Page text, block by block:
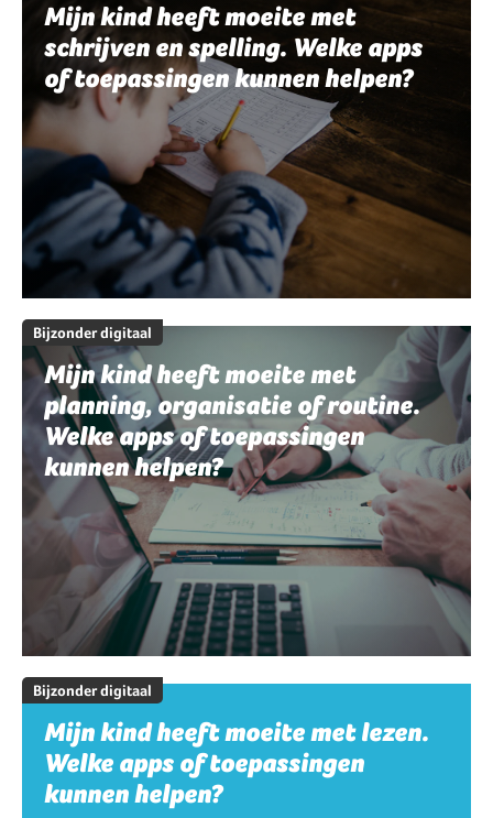
Mijn kind heeft moeite met
schrijven en spelling. Welke apps
of toepassingen kunnen helpen?
Bijzonder digitaal
Mijn kind heeft moeite met
planning, organisatie of routine.
Welke apps of toepassingen
kunnen helpen?
Bijzonder digitaal
Mijn kind heeft moeite met lezen.
Welke apps of toepassingen
kunnen helpen?